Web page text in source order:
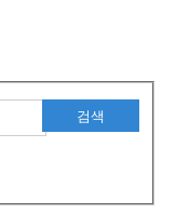
검색